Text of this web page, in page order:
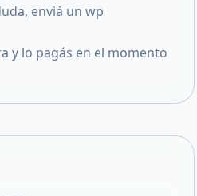
enviá un wp
y lo pagás en el momento